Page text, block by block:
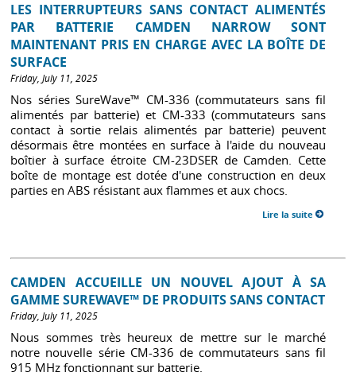
LES INTERRUPTEURS SANS CONTACT ALIMENTÉS
PAR BATTERIE CAMDEN NARROW SONT
MAINTENANT PRIS EN CHARGE AVEC LA BOÎTE DE
SURFACE
Friday, July 11, 2025
Nos séries SureWave™ CM-336 (commutateurs sans fil
alimentés par batterie) et CM-333 (commutateurs sans
contact à sortie relais alimentés par batterie) peuvent
désormais être montées en surface à l'aide du nouveau
boîtier à surface étroite CM-23DSER de Camden. Cette
boîte de montage est dotée d'une construction en deux
parties en ABS résistant aux flammes et aux chocs.
Lire la suite
CAMDEN ACCUEILLE UN NOUVEL AJOUT À SA
GAMME SUREWAVE™ DE PRODUITS SANS CONTACT
Friday, July 11, 2025
Nous sommes très heureux de mettre sur le marché
notre nouvelle série CM-336 de commutateurs sans fil
915 MHz fonctionnant sur batterie.